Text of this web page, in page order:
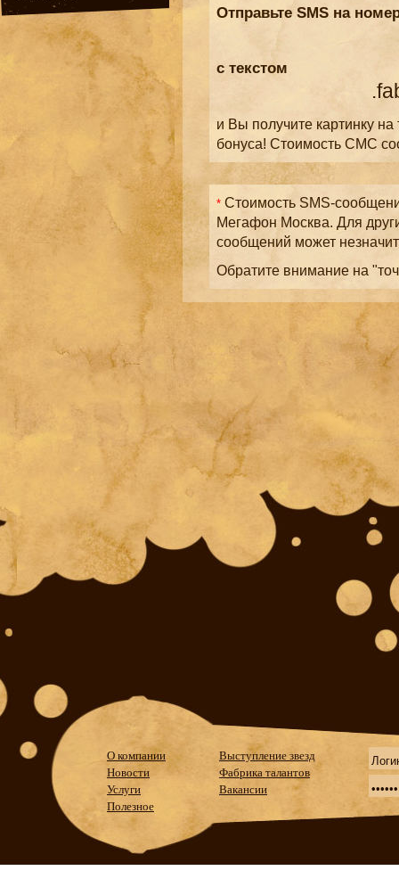
Отправьте SMS на
с текстом
и Вы получите картинку
бонуса! Стоимость СМС
* Стоимость SMS-
Мегафон Москва. Для
сообщений может
Обратите внимание на
О компании
Новости
Услуги
Полезное
Выступление звезд
Фабрика талантов
Вакансии